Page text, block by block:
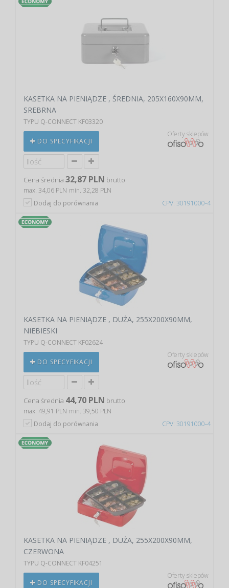
CPV: 30191000-4
KASETKA NA PIENIĄDZE , ŚREDNIA, 205X160X90MM,
SREBRNA
TYPU Q-CONNECT KF03320
DO SPECYFIKACJI
Oferty sklepów
Cena średnia 32,87 PLN brutto
max. 34,06 PLN min. 32,28 PLN
Dodaj do porównania
CPV: 30191000-4
KASETKA NA PIENIĄDZE , DUŻA, 255X200X90MM,
NIEBIESKI
TYPU Q-CONNECT KF02624
DO SPECYFIKACJI
Oferty sklepów
Cena średnia 44,70 PLN brutto
max. 49,91 PLN min. 39,50 PLN
Dodaj do porównania
KASETKA NA PIENIĄDZE , DUŻA, 255X200X90MM,
CZERWONA
TYPU Q-CONNECT KF04251
DO SPECYFIKACJI
Oferty sklepów